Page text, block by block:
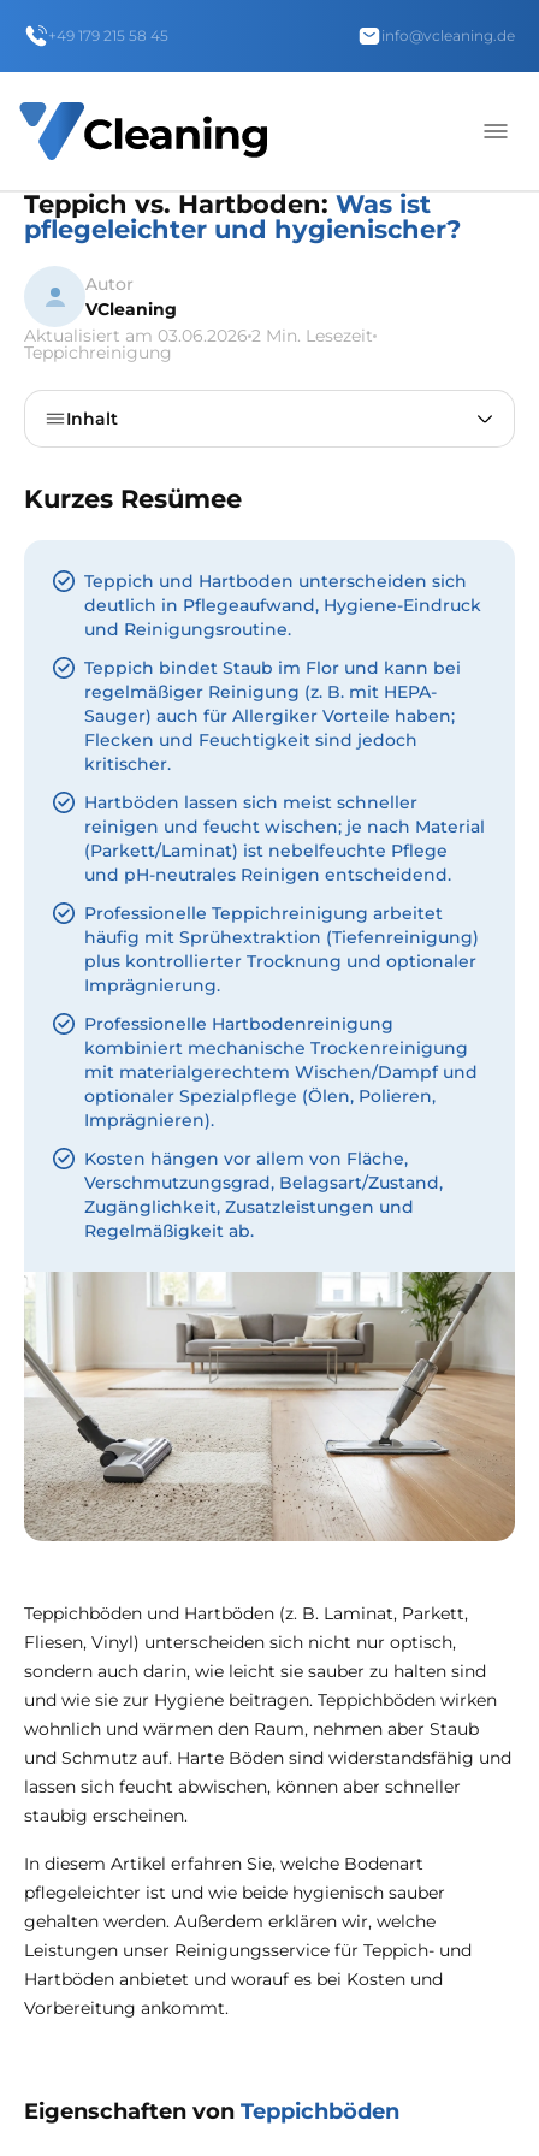
+49 179 215 58 45 info@vcleaning.de
Teppich vs. Hartboden: Was ist
pflegeleichter und hygienischer?
Autor
VCleaning
Aktualisiert am 03.06.2026 2 Min. Lesezeit
Teppichreinigung
Inhalt
Kurzes Resümee
Teppich und Hartboden unterscheiden sich
deutlich in Pflegeaufwand, Hygiene-Eindruck
und Reinigungsroutine.
Teppich bindet Staub im Flor und kann bei
regelmäßiger Reinigung (z. B. mit HEPA-
Sauger) auch für Allergiker Vorteile haben;
Flecken und Feuchtigkeit sind jedoch
kritischer.
Hartböden lassen sich meist schneller
reinigen und feucht wischen; je nach Material
(Parkett/Laminat) ist nebelfeuchte Pflege
und pH-neutrales Reinigen entscheidend.
Professionelle Teppichreinigung arbeitet
häufig mit Sprühextraktion (Tiefenreinigung)
plus kontrollierter Trocknung und optionaler
Imprägnierung.
Professionelle Hartbodenreinigung
kombiniert mechanische Trockenreinigung
mit materialgerechtem Wischen/Dampf und
optionaler Spezialpflege (Ölen, Polieren,
Imprägnieren).
Kosten hängen vor allem von Fläche,
Verschmutzungsgrad, Belagsart/Zustand,
Zugänglichkeit, Zusatzleistungen und
Regelmäßigkeit ab.
Teppichböden und Hartböden (z. B. Laminat, Parkett,
Fliesen, Vinyl) unterscheiden sich nicht nur optisch,
sondern auch darin, wie leicht sie sauber zu halten sind
und wie sie zur Hygiene beitragen. Teppichböden wirken
wohnlich und wärmen den Raum, nehmen aber Staub
und Schmutz auf. Harte Böden sind widerstandsfähig und
lassen sich feucht abwischen, können aber schneller
staubig erscheinen.
In diesem Artikel erfahren Sie, welche Bodenart
pflegeleichter ist und wie beide hygienisch sauber
gehalten werden. Außerdem erklären wir, welche
Leistungen unser Reinigungsservice für Teppich- und
Hartböden anbietet und worauf es bei Kosten und
Vorbereitung ankommt.
Eigenschaften von Teppichböden